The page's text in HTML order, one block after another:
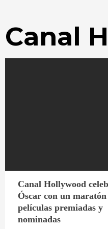
Canal
Canal Hollywood
Óscar con un maratón
películas premiadas y
nominadas